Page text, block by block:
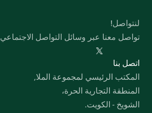
لنتواصل!
تواصل معنا عبر وسائل التواصل الاجتماعي
  اﺗﺼﻞ ﺑﻨﺎ
المكتب الرئيسي لمجموعة الملا,
المنطقة التجارية الحرة،
الشويخ - الكويت.